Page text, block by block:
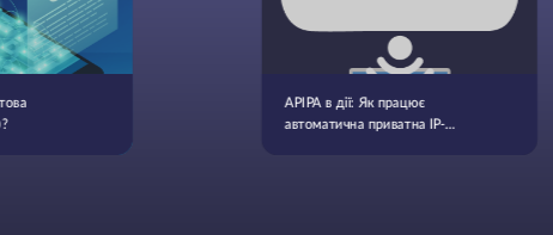
APIPA в дії: Як працює
автоматична приватна IP-